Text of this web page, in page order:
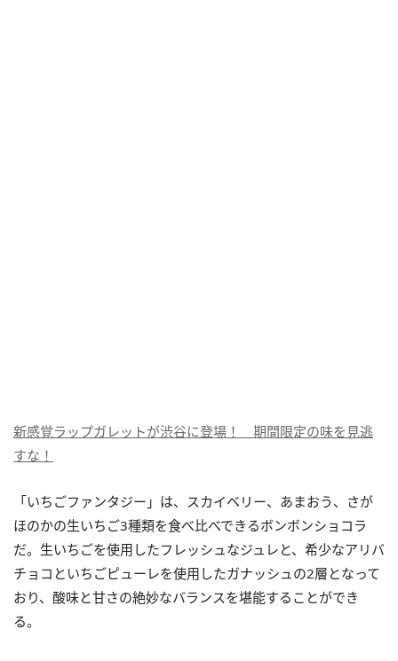
新感覚ラップガレットが渋谷に登場！ 期間限定の味を見逃
すな！
「いちごファンタジー」は、スカイベリー、あまおう、さが
ほのかの生いちご3種類を食べ比べできるボンボンショコラ
だ。生いちごを使用したフレッシュなジュレと、希少なアリバ
チョコといちごピューレを使用したガナッシュの2層となって
おり、酸味と甘さの絶妙なバランスを堪能することができ
る。